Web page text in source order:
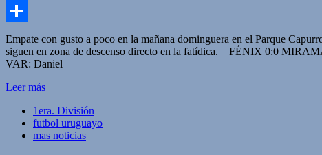
Facebook
Compartir
Empate con gusto a poco en la mañana dominguera en el Parque
siguen en zona de descenso directo en la fatídica. FÉNIX 0:0
VAR: Daniel
Leer más
1era. División
futbol uruguayo
mas noticias